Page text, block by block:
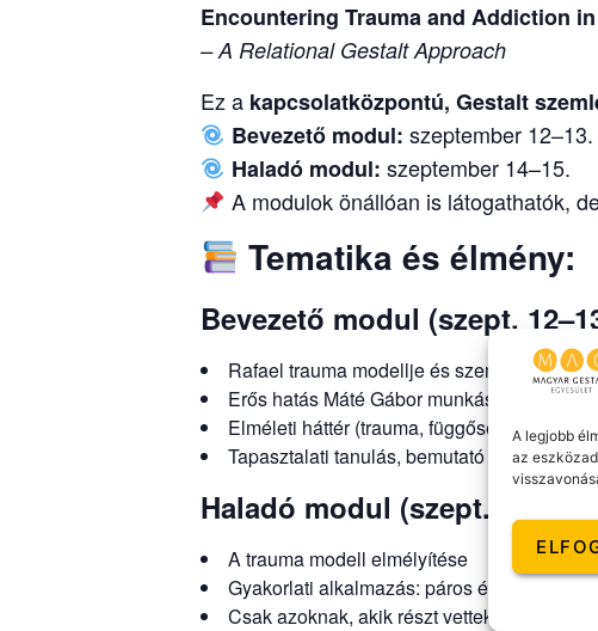
A legjobb
az
Encountering Trauma and Addiction
– A Relational Gestalt Approach
Ez a kapcsolatközpontú, Gestalt
Bevezető modul: szeptember 12–13.
Haladó modul: szeptember 14–15.
A modulok önállóan is látogathatók,
Tematika és élmény:
Bevezető modul (szept.
Rafael trauma modellje és szemlélete
Erős hatás Máté Gábor munkásságából
Elméleti háttér (trauma, függőség,
Tapasztalati tanulás, bemutató ülések,
Haladó modul (szept. 14–15.):
A trauma modell elmélyítése
Gyakorlati alkalmazás: páros és hármas
Csak azoknak, akik részt vettek a